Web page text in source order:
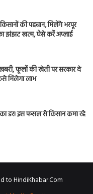
की पहचान, मिलेंगे भरपूर
का झंझट खत्म, ऐसे करें अप्लाई
फूलों की खेती पर सरकार दे
मिलेगा लाभ
डर! इस फसल से किसान कमा रहे
to HindiKhabar.Com